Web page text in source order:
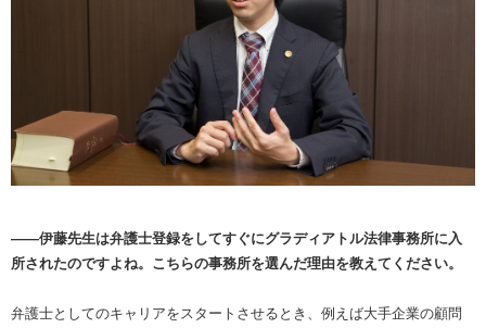
――伊藤先生は弁護士登録をしてすぐにグラディアトル法律事務所に入
所されたのですよね。こちらの事務所を選んだ理由を教えてください。
弁護士としてのキャリアをスタートさせるとき、例えば大手企業の顧問